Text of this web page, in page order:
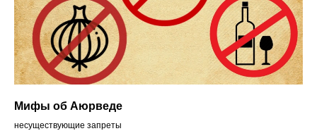
Мифы об Аюрведе
несуществующие запреты